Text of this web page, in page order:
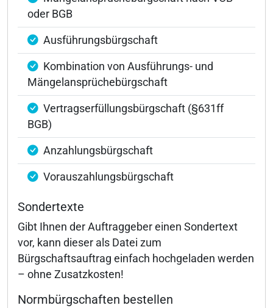
oder BGB
Ausführungsbürgschaft
Kombination von Ausführungs- und
Mängelansprüchebürgschaft
Vertragserfüllungsbürgschaft (§631ff
BGB)
Anzahlungsbürgschaft
Vorauszahlungsbürgschaft
Sondertexte
Gibt Ihnen der Auftraggeber einen Sondertext
vor, kann dieser als Datei zum
Bürgschaftsauftrag einfach hochgeladen werden
– ohne Zusatzkosten!
Normbürgschaften bestellen